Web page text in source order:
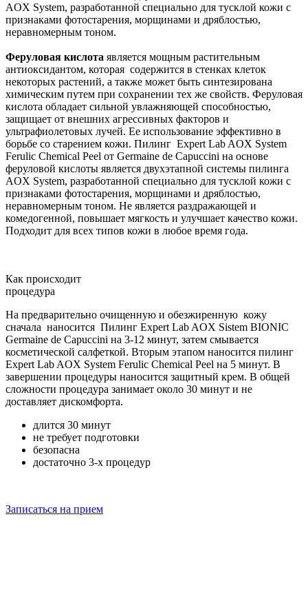
AOX System, разработанной специально для тусклой кожи с
признаками фотостарения, морщинами и дряблостью,
неравномерным тоном.
Феруловая кислота является мощным растительным
антиоксидантом, которая содержится в стенках клеток
некоторых растений, а также может быть синтезирована
химическим путем при сохранении тех же свойств. Феруловая
кислота обладает сильной увлажняющей способностью,
защищает от внешних агрессивных факторов и
ультрафиолетовых лучей. Ее использование эффективно в
борьбе со старением кожи. Пилинг Expert Lab AOX System
Ferulic Chemical Peel от Germaine de Capuccini на основе
феруловой кислоты является двухэтапной системы пилинга
AOX System, разработанной специально для тусклой кожи с
признаками фотостарения, морщинами и дряблостью,
неравномерным тоном. Не является раздражающей и
комедогенной, повышает мягкость и улучшает качество кожи.
Подходит для всех типов кожи в любое время года.
Как происходит
процедура
На предварительно очищенную и обезжиренную кожу
сначала наносится Пилинг Expert Lab AOX Sistem BIONIC
Germaine de Capuccini на 3-12 минут, затем смывается
косметической салфеткой. Вторым этапом наносится пилинг
Expert Lab AOX System Ferulic Chemical Peel на 5 минут. В
завершении процедуры наносится защитный крем. В общей
сложности процедура занимает около 30 минут и не
доставляет дискомфорта.
длится 30 минут
не требует подготовки
безопасна
достаточно 3-х процедур
Записаться на прием